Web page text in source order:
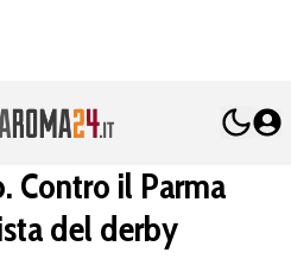
Contro il Parma
del derby